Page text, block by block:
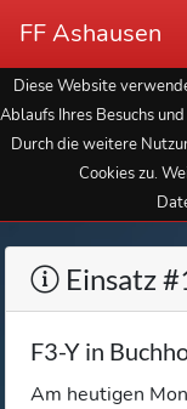
FF Ashausen
Diese Website
Ablaufs Ihres Besuchs
Durch die weitere
Cookies zu.
Einsatz
F3-Y in
Am heutigen